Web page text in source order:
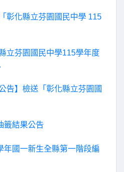
彰化縣立芬園國民中學 115
立芬園國民中學115學年度
告】檢送「彰化縣立芬園國
籤結果公告
年國一新生全縣第一階段編